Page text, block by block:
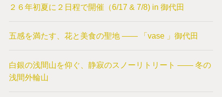
２６年初夏に２日程で開催（6/17 & 7/8) in 御代田
五感を満たす、花と美食の聖地 —— 「vase 」御代田
白銀の浅間山を仰ぐ、静寂のスノーリトリート —— 冬の
浅間外輪山